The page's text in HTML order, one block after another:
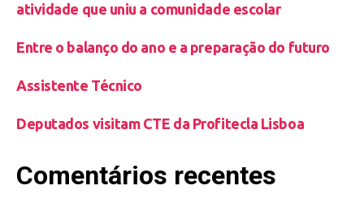
atividade que uniu a comunidade escolar
Entre o balanço do ano e a preparação do futuro
Assistente Técnico
Deputados visitam CTE da Profitecla Lisboa
Comentários recentes